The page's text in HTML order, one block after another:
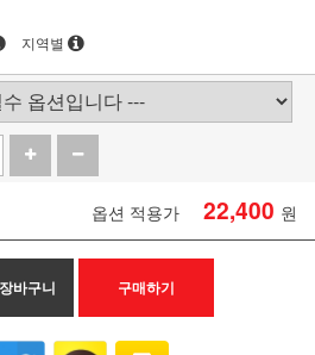
지역별
옵션 적용가 22,400 원
장바구니 구매하기